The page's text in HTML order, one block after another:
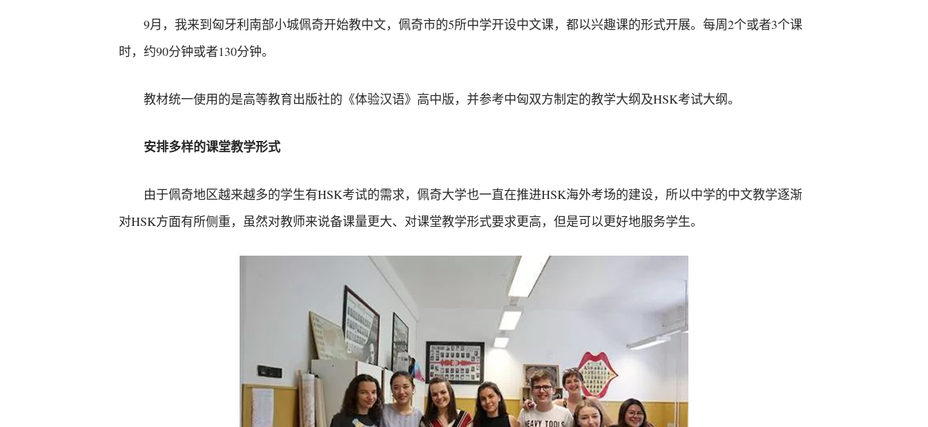
9月，我来到匈牙利南部小城佩奇开始教中文，佩奇市的5所中学开设中文课，都以兴趣课的形式开展。每周2个或者3个课
时，约90分钟或者130分钟。
教材统一使用的是高等教育出版社的《体验汉语》高中版，并参考中匈双方制定的教学大纲及HSK考试大纲。
安排多样的课堂教学形式
由于佩奇地区越来越多的学生有HSK考试的需求，佩奇大学也一直在推进HSK海外考场的建设，所以中学的中文教学逐渐
对HSK方面有所侧重，虽然对教师来说备课量更大、对课堂教学形式要求更高，但是可以更好地服务学生。